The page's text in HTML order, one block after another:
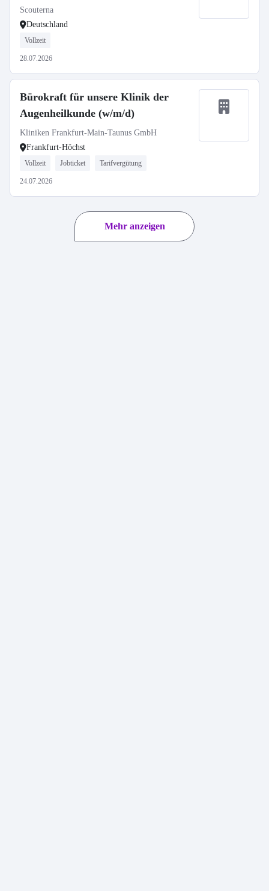
Scouterna
Deutschland
Vollzeit
28.07.2026
Bürokraft für unsere Klinik der
Augenheilkunde (w/m/d)
Kliniken Frankfurt-Main-Taunus GmbH
Frankfurt-Höchst
Vollzeit Jobticket Tarifvergütung
24.07.2026
Mehr anzeigen